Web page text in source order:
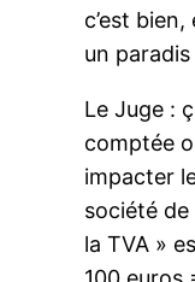
c’est
un
Le Juge :
comptée
impacter
société
la TVA »